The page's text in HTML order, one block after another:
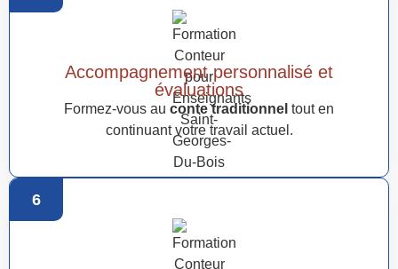
Accompagnement personnalisé et
évaluations
Formez-vous au conte traditionnel tout en
continuant votre travail actuel.
6